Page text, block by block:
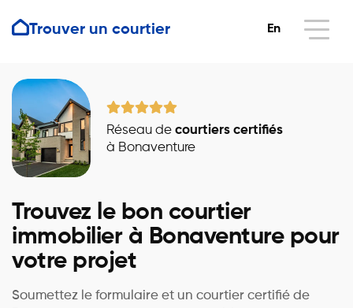
Trouver un courtier En
Réseau de courtiers certifiés
à Bonaventure
Trouvez le bon courtier
immobilier à Bonaventure pour
votre projet
Soumettez le formulaire et un courtier certifié de